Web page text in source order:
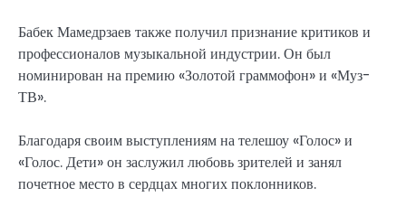
Бабек Мамедрзаев также получил признание критиков и
профессионалов музыкальной индустрии. Он был
номинирован на премию «Золотой граммофон» и «Муз-
ТВ».
Благодаря своим выступлениям на телешоу «Голос» и
«Голос. Дети» он заслужил любовь зрителей и занял
почетное место в сердцах многих поклонников.